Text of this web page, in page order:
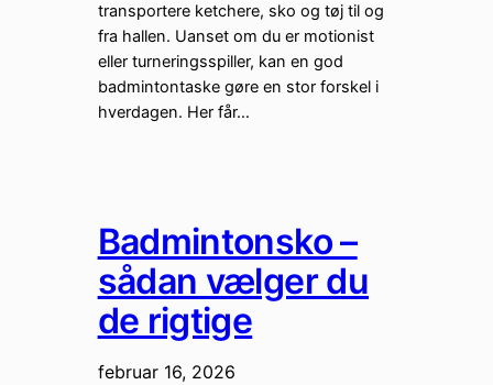
transportere ketchere, sko og tøj til og
fra hallen. Uanset om du er motionist
eller turneringsspiller, kan en god
badmintontaske gøre en stor forskel i
hverdagen. Her får…
Badmintonsko –
sådan vælger du
de rigtige
februar 16, 2026